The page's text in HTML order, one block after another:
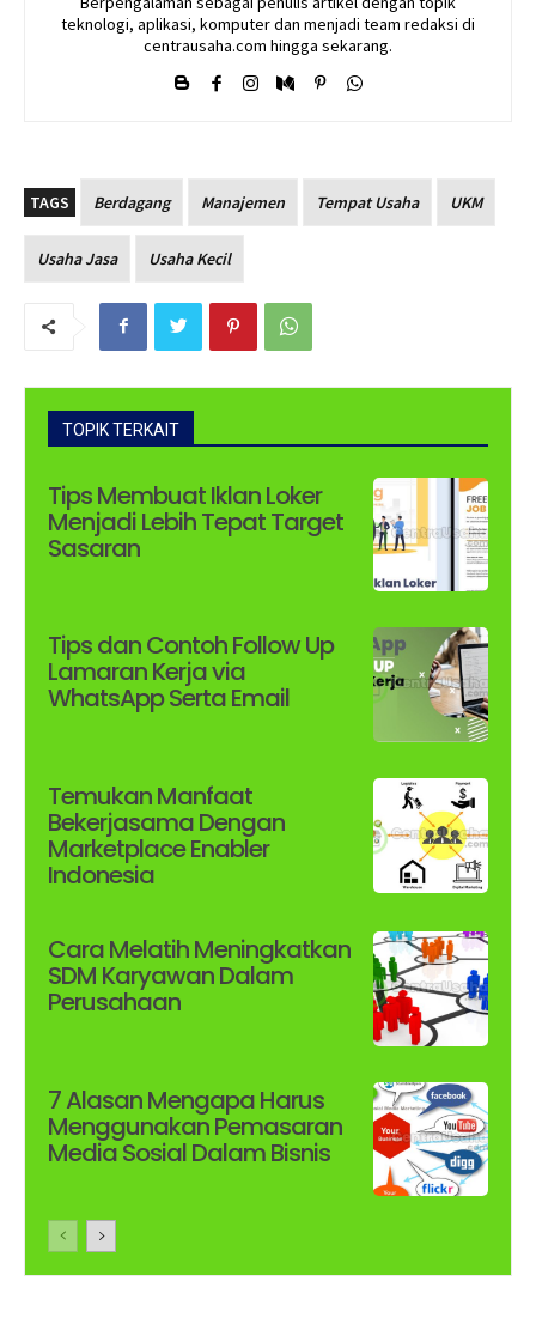
teknologi, aplikasi, komputer dan menjadi team redaksi di
centrausaha.com hingga sekarang.
TAGS Berdagang Manajemen Tempat Usaha UKM
Usaha Jasa Usaha Kecil
TOPIK TERKAIT
Tips Membuat Iklan Loker
Menjadi Lebih Tepat Target
Sasaran
Tips dan Contoh Follow Up
Lamaran Kerja via
WhatsApp Serta Email
Temukan Manfaat
Bekerjasama Dengan
Marketplace Enabler
Indonesia
Cara Melatih Meningkatkan
SDM Karyawan Dalam
Perusahaan
7 Alasan Mengapa Harus
Menggunakan Pemasaran
Media Sosial Dalam Bisnis